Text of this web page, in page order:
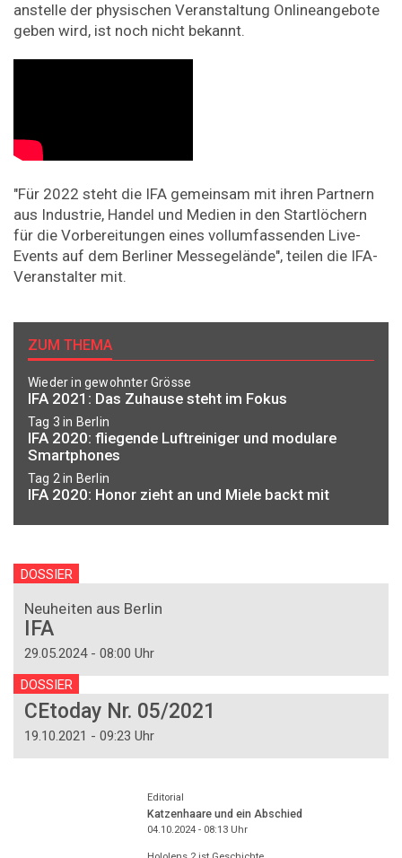
anstelle der physischen Veranstaltung Onlineangebote
geben wird, ist noch nicht bekannt.
"Für 2022 steht die IFA gemeinsam mit ihren Partnern
aus Industrie, Handel und Medien in den Startlöchern
für die Vorbereitungen eines vollumfassenden Live-
Events auf dem Berliner Messegelände", teilen die IFA-
Veranstalter mit.
ZUM THEMA
Wieder in gewohnter Grösse
IFA 2021: Das Zuhause steht im Fokus
Tag 3 in Berlin
IFA 2020: fliegende Luftreiniger und modulare
Smartphones
Tag 2 in Berlin
IFA 2020: Honor zieht an und Miele backt mit
DOSSIER
Neuheiten aus Berlin
IFA
29.05.2024 - 08:00 Uhr
DOSSIER
CEtoday Nr. 05/2021
19.10.2021 - 09:23 Uhr
Editorial
Katzenhaare und ein Abschied
04.10.2024 - 08:13Uhr